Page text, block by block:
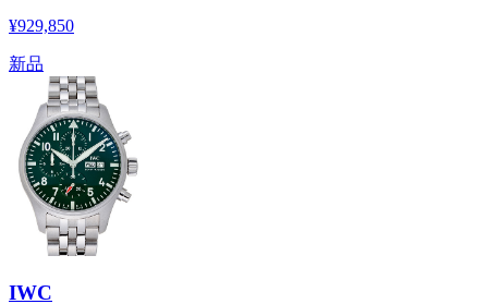
¥929,850
新品
IWC